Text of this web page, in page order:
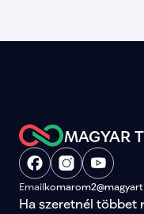
MAGYAR
Email
Ha szeretnél többet